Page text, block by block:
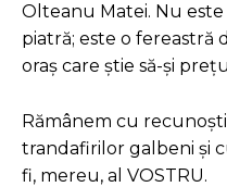
Olteanu Matei. Nu
piatră; este o fereastră
oraș care știe să-și
Rămânem cu
trandafirilor galbeni și
fi, mereu, al VOSTRU.